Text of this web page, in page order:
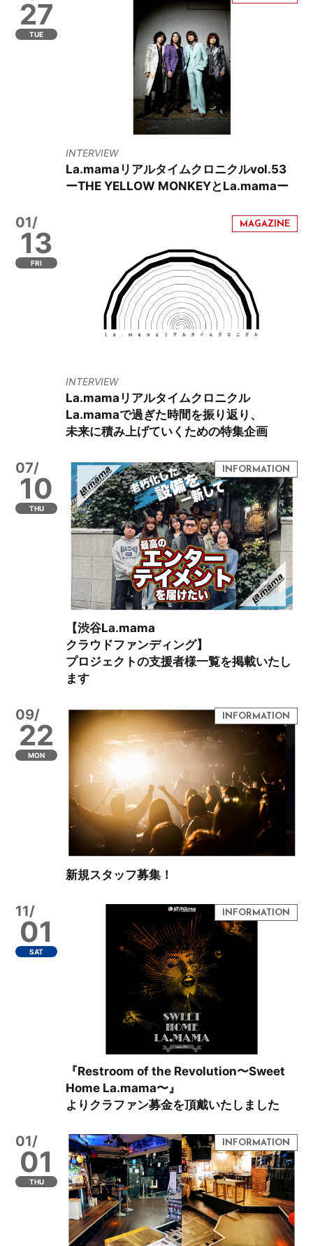
27
TUE
INTERVIEW
La.mamaリアルタイムクロニクルvol.53
ーTHE YELLOW MONKEYとLa.mamaー
01/
13
FRI
INTERVIEW
La.mamaリアルタイムクロニクル
La.mamaで過ぎた時間を振り返り、
未来に積み上げていくための特集企画
07/
10
THU
【渋谷La.mama
クラウドファンディング】
プロジェクトの支援者様一覧を掲載いたし
ます
09/
22
MON
新規スタッフ募集！
11/
01
SAT
『Restroom of the Revolution〜Sweet
Home La.mama〜』
よりクラファン募金を頂戴いたしました
01/
01
THU